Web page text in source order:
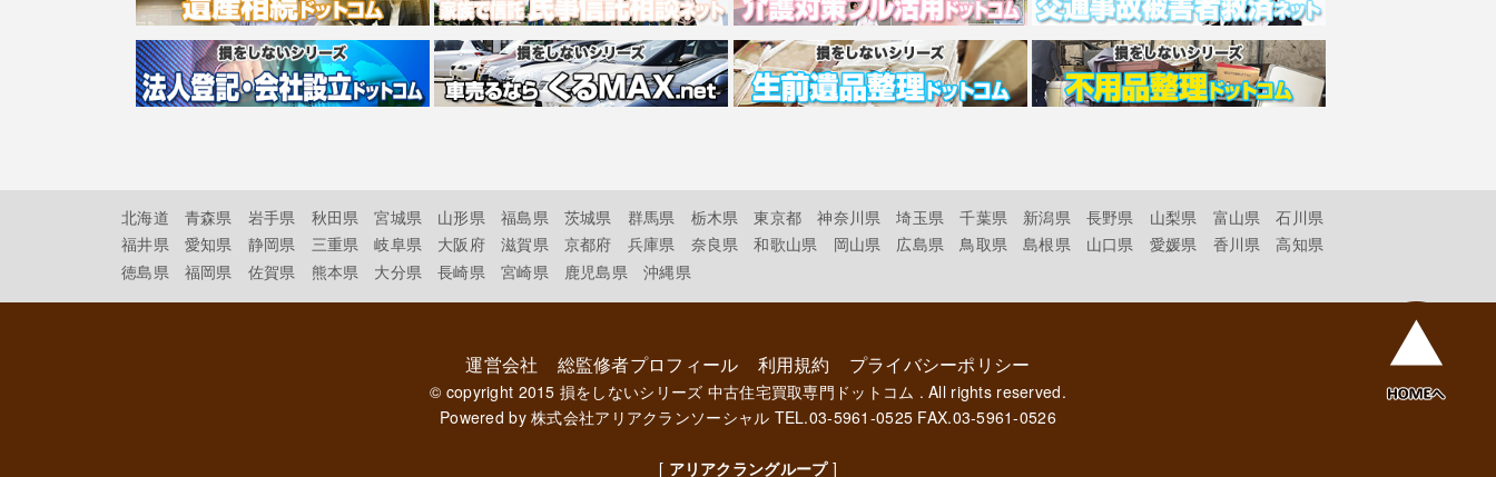
北海道 青森県 岩手県 秋田県 宮城県 山形県 福島県 茨城県 群馬県 栃木県 東京都 神奈川県 埼玉県 千葉県 新潟県 長野県 山梨県 富山県
石川県
福井県
愛知県 静岡県 三重県 岐阜県 大阪府 滋賀県 京都府 兵庫県 奈良県 和歌山県 岡山県 広島県 鳥取県 島根県 山口県 愛媛県 香川県
高知県
徳島県
福岡県 佐賀県 熊本県 大分県 長崎県 宮崎県 鹿児島県 沖縄県
運営会社 総監修者プロフィール 利用規約 プライバシーポリシー
© copyright 2015 損をしないシリーズ 中古住宅買取専門ドットコム . All rights reserved.
Powered by株式会社アリアクランソーシャル TEL.03-5961-0525 FAX.03-5961-0526
[ アリアクラングループ]